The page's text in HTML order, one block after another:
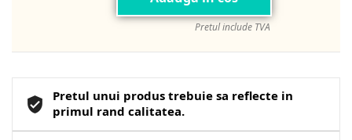
Pretul include TVA
Pretul unui produs trebuie sa reflecte in
primul rand calitatea.